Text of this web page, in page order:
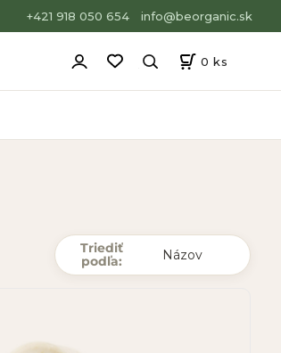
0 ks
+421 918 050 654 info@beorganic.sk
Triediť
podľa: